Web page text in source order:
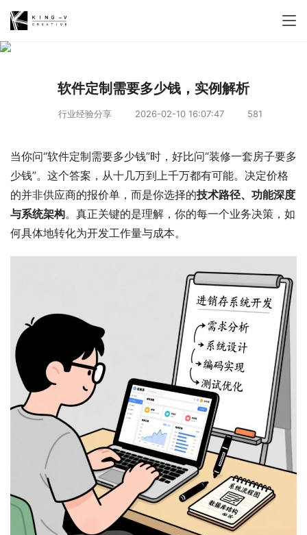
软件定制需要多少钱，实例解析
行业经验分享 2026-02-10 16:07:47 581
当你问“软件定制需要多少钱”时，好比问“装修一套房子要多
少钱”。这个答案，从十几万到上千万都有可能。决定价格
的并非供应商的报价单，而是你选择的技术路径、功能深度
与系统架构。真正关键的是理解，你的每一个业务决策，如
何具体地转化为开发工作量与成本。